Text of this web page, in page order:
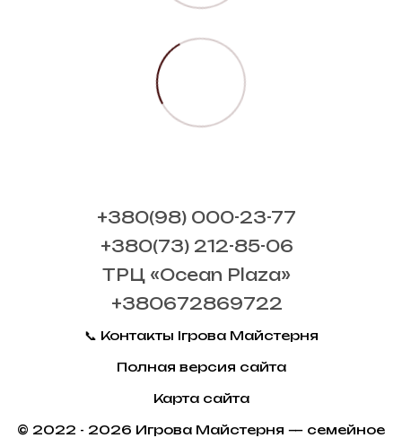
+380(98) 000-23-77
+380(73) 212-85-06
ТРЦ «Ocean Plaza»
+380672869722
📞 Контакты Ігрова Майстерня
Полная версия сайта
Карта сайта
© 2022 - 2026 Игрова Майстерня — семейное